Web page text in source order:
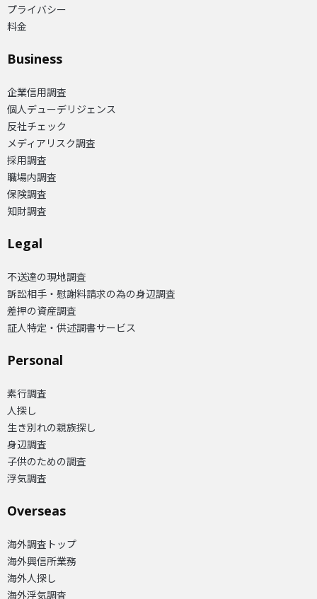
プライバシー
料金
Business
企業信用調査
個人デューデリジェンス
反社チェック
メディアリスク調査
採用調査
職場内調査
保険調査
知財調査
Legal
不送達の現地調査
訴訟相手・慰謝料請求の為の身辺調査
差押の資産調査
証人特定・供述調書サービス
Personal
素行調査
人探し
生き別れの親族探し
身辺調査
子供のための調査
浮気調査
Overseas​
海外調査トップ
海外興信所業務
海外人探し
海外浮気調査